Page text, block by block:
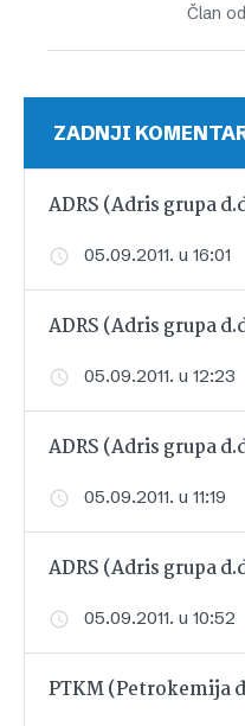
Član
ZADNJI
ADRS (Adris grupa
05.09.2011. u 16:01
ADRS (Adris grupa
05.09.2011. u 12:23
ADRS (Adris grupa
05.09.2011. u 11:19
ADRS (Adris grupa
05.09.2011. u 10:52
PTKM (Petrokemija